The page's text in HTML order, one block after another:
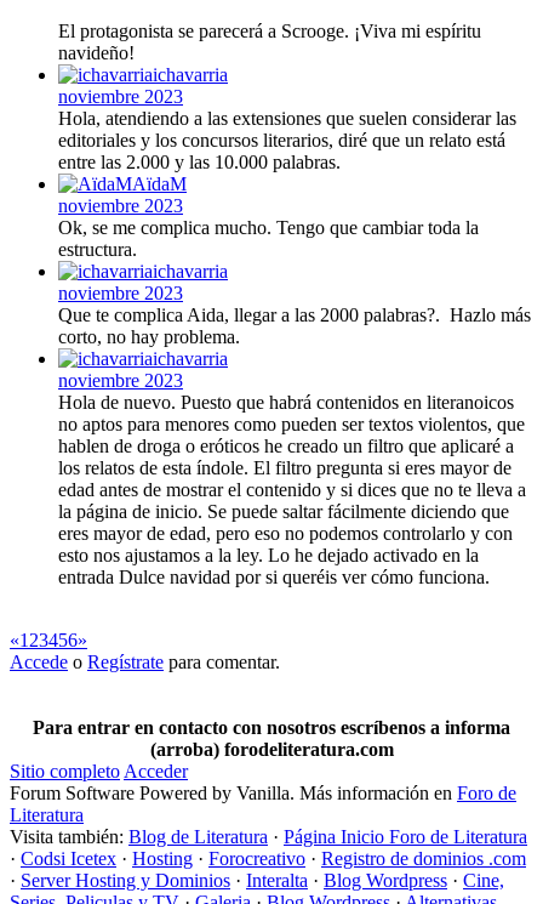
El protagonista se parecerá a Scrooge. ¡Viva mi espíritu
navideño!
ichavarria
noviembre 2023
Hola, atendiendo a las extensiones que suelen considerar las
editoriales y los concursos literarios, diré que un relato está
entre las 2.000 y las 10.000 palabras.
AïdaM
noviembre 2023
Ok, se me complica mucho. Tengo que cambiar toda la
estructura.
ichavarria
noviembre 2023
Que te complica Aida, llegar a las 2000 palabras?. Hazlo más
corto, no hay problema.
ichavarria
noviembre 2023
Hola de nuevo. Puesto que habrá contenidos en literanoicos
no aptos para menores como pueden ser textos violentos, que
hablen de droga o eróticos he creado un filtro que aplicaré a
los relatos de esta índole. El filtro pregunta si eres mayor de
edad antes de mostrar el contenido y si dices que no te lleva a
la página de inicio. Se puede saltar fácilmente diciendo que
eres mayor de edad, pero eso no podemos controlarlo y con
esto nos ajustamos a la ley. Lo he dejado activado en la
entrada Dulce navidad por si queréis ver cómo funciona.
«123456»
Accede o Regístrate para comentar.
Para entrar en contacto con nosotros escríbenos a informa
(arroba) forodeliteratura.com
Sitio completoAcceder
Forum Software Powered by Vanilla. Más información en Foro de
Literatura
Visita también: Blog de Literatura · Página Inicio Foro de Literatura
· Codsi Icetex · Hosting · Forocreativo · Registro de dominios .com
· Server Hosting y Dominios · Interalta · Blog Wordpress · Cine,